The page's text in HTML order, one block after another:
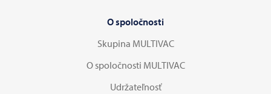
O spoločnosti
Skupina MULTIVAC
O spoločnosti MULTIVAC
Udržateľnosť